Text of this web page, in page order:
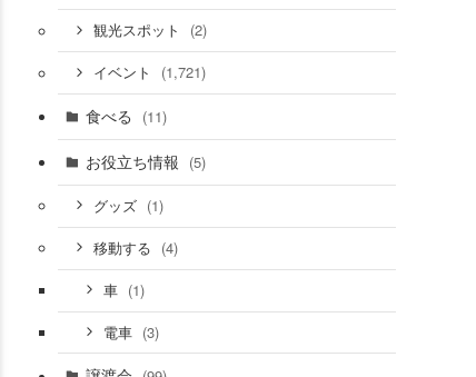
観光スポット (2)
イベント (1,721)
食べる (11)
お役立ち情報 (5)
グッズ (1)
移動する (4)
車 (1)
電車 (3)